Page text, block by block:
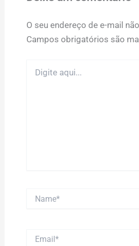
O seu endereço de e-mail
Campos obrigatórios são
aqui...